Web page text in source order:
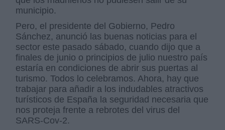
municipio.
Pero, el presidente del Gobierno, Pedro
Sánchez, anunció las buenas noticias para el
sector este pasado sábado, cuando dijo que a
finales de junio o principios de julio nuestro país
estaría en condiciones de abrir sus puertas al
turismo. Todos lo celebramos. Ahora, hay que
trabajar para añadir a los indudables atractivos
turísticos de España la seguridad necesaria que
nos proteja frente a rebrotes del virus del
SARS-Cov-2.